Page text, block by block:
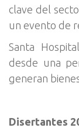
clave del
un evento de
Santa
desde una
generan
Disertantes